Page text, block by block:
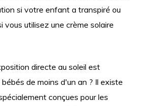
si votre enfant a transpiré ou
vous utilisez une crème solaire
directe au soleil est
de moins d'un an ? Il existe
conçues pour les